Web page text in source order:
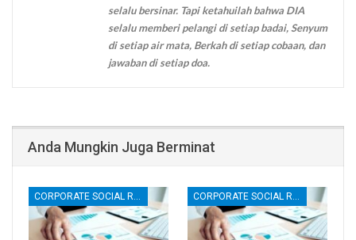
selalu bersinar. Tapi ketahuilah bahwa DIA
selalu memberi pelangi di setiap badai, Senyum
di setiap air mata, Berkah di setiap cobaan, dan
jawaban di setiap doa.
Anda Mungkin Juga Berminat
CORPORATE SOCIAL RESPONSIBILITY (CSR) CORPORATE SOCIAL RESPONSIBILITY (CSR)